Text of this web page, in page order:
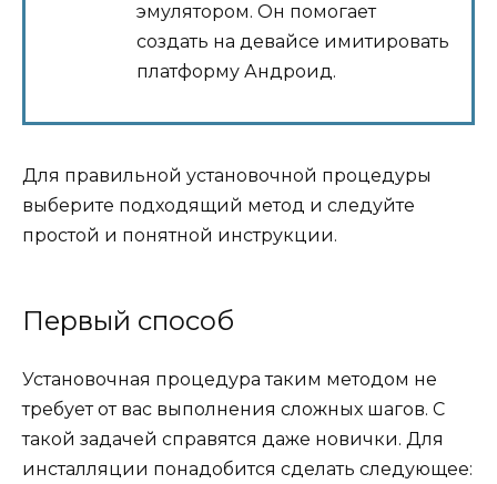
эмулятором. Он помогает
создать на девайсе имитировать
платформу Андроид.
Для правильной установочной процедуры
выберите подходящий метод и следуйте
простой и понятной инструкции.
Первый способ
Установочная процедура таким методом не
требует от вас выполнения сложных шагов. С
такой задачей справятся даже новички. Для
инсталляции понадобится сделать следующее: